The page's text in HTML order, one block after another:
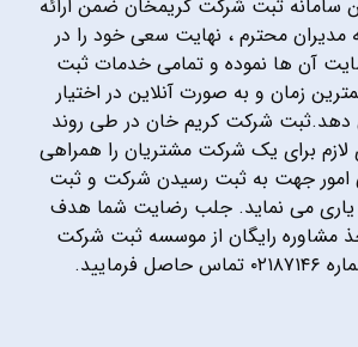
سامانه ثبت شرکت کریمخان ضمن ارائه
مدیران محترم ، نهایت سعی خود را در
آن ها نموده و تمامی خدمات ثبت
زمان و به صورت آنلاین در اختیار
دهد.ثبت شرکت کریم خان در طی روند
لازم برای یک شرکت مشتریان را همراهی
امور جهت به ثبت رسیدن شرکت و ثبت
یاری می نماید. جلب رضایت شما هدف
رایگان از موسسه ثبت شرکت
فرمایید.